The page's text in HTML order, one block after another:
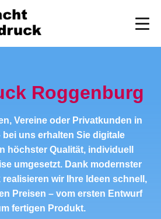
Roggenburg
Vereine oder Privatkunden in
bei uns erhalten Sie digitale
höchster Qualität, individuell
umgesetzt. Dank modernster
wir Ihre Ideen schnell,
Preisen – vom ersten Entwurf
fertigen Produkt.